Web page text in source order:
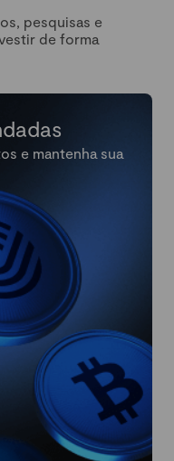
pesquisas e
de forma
e mantenha sua